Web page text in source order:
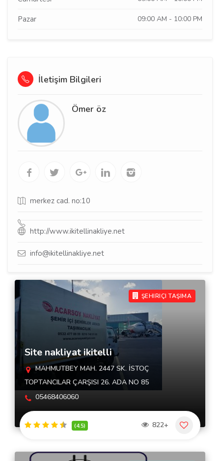
Pazar 09:00 AM - 10:00 PM
İletişim Bilgileri
Ömer öz
merkez cad. no:10
http://www.ikitellinakliye.net
info@ikitellinakliye.net
ŞEHIRIÇI TAŞIMA
Site nakliyat ikitelli
MAHMUTBEY MAH. 2447 SK. İSTOÇ
TOPTANCILAR ÇARŞISI 26. ADA NO 85
05468406060
(4.5) 822+